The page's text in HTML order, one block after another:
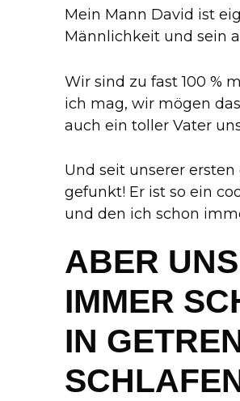
Mein Mann David ist
Männlichkeit und sein
Wir sind zu fast 100 %
ich mag, wir mögen
auch ein toller Vater
Und seit unserer
gefunkt! Er ist so ein
und den ich schon
ABER
IMMER
IN